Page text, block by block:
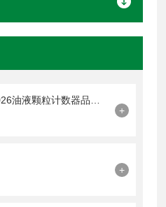
专业微米颗粒监测——2026油液颗粒计数器品牌榜｜优云谱带来效率革命
+
+